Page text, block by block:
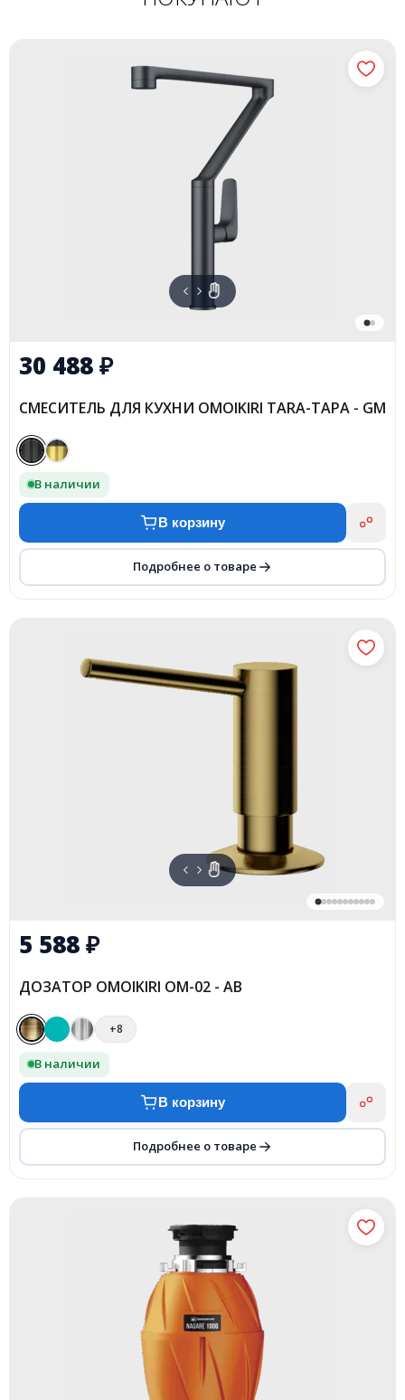
30 488₽
СМЕСИТЕЛЬ ДЛЯ КУХНИ OMOIKIRI TARA-ТАРА - GM
В наличии
В корзину
Подробнее о товаре
5 588₽
ДОЗАТОР OMOIKIRI OM-02 - AB
+8
В наличии
В корзину
Подробнее о товаре